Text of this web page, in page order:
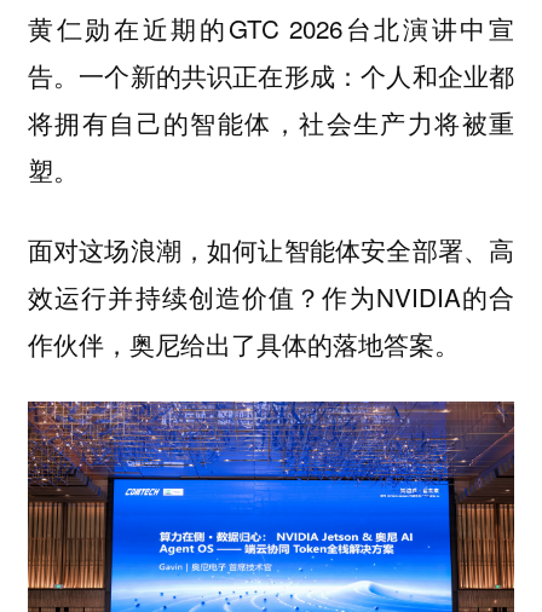
黄仁勋在近期的GTC 2026台北演讲中宣
告。一个新的共识正在形成：个人和企业都
将拥有自己的智能体，社会生产力将被重
塑。
面对这场浪潮，如何让智能体安全部署、高
效运行并持续创造价值？作为NVIDIA的合
作伙伴，奥尼给出了具体的落地答案。